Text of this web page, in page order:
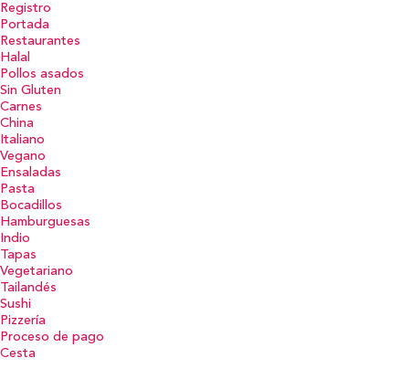
Registro
Portada
Restaurantes
Halal
Pollos asados
Sin Gluten
Carnes
China
Italiano
Vegano
Ensaladas
Pasta
Bocadillos
Hamburguesas
Indio
Tapas
Vegetariano
Tailandés
Sushi
Pizzería
Proceso de pago
Cesta